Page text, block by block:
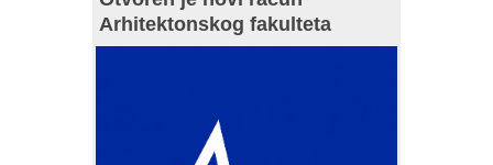
Arhitektonskog fakulteta